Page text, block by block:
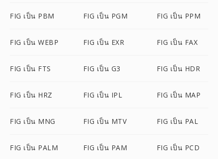
FIG เป็น PBM FIG เป็น PGM FIG เป็น PPM
FIG เป็น WEBP FIG เป็น EXR FIG เป็น FAX
FIG เป็น FTS FIG เป็น G3 FIG เป็น HDR
FIG เป็น HRZ FIG เป็น IPL FIG เป็น MAP
FIG เป็น MNG FIG เป็น MTV FIG เป็น PAL
FIG เป็น PALM FIG เป็น PAM FIG เป็น PCD